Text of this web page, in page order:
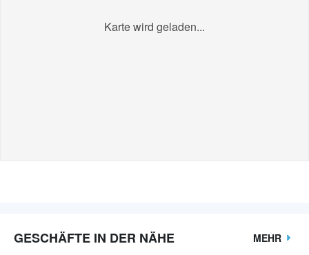
Karte wird geladen...
GESCHÄFTE IN DER NÄHE MEHR